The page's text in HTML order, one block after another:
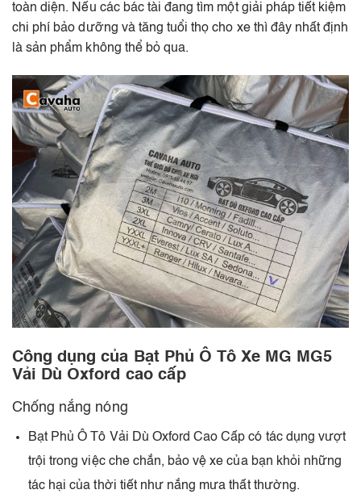
toàn diện. Nếu các bác tài đang tìm một giải pháp tiết kiệm
chi phí bảo dưỡng và tăng tuổi thọ cho xe thì đây nhất định
là sản phẩm không thể bỏ qua.
Công dụng của Bạt Phủ Ô Tô Xe MG MG5
Vải Dù Oxford cao cấp
Chống nắng nóng
Bạt Phủ Ô Tô Vải Dù Oxford Cao Cấp có tác dụng vượt
trội trong việc che chắn, bảo vệ xe của bạn khỏi những
tác hại của thời tiết như nắng mưa thất thường.